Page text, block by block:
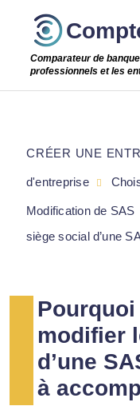
Passer
étapeComparateur de
professionnels et les
modifier
d’une
à
CRÉER UNE
d'entreprise
Modification de SAS
siège social d’une